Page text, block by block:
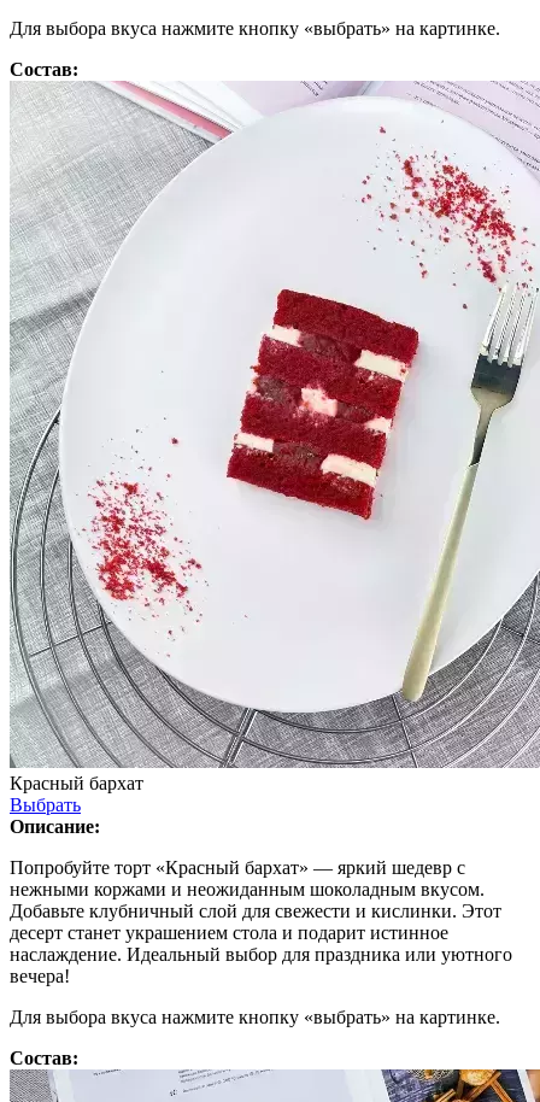
Для выбора вкуса нажмите кнопку «выбрать» на картинке.
Состав:
Красный бархат
Выбрать
Описание:
Попробуйте торт «Красный бархат» — яркий шедевр с
нежными коржами и неожиданным шоколадным вкусом.
Добавьте клубничный слой для свежести и кислинки. Этот
десерт станет украшением стола и подарит истинное
наслаждение. Идеальный выбор для праздника или уютного
вечера!
Для выбора вкуса нажмите кнопку «выбрать» на картинке.
Состав: